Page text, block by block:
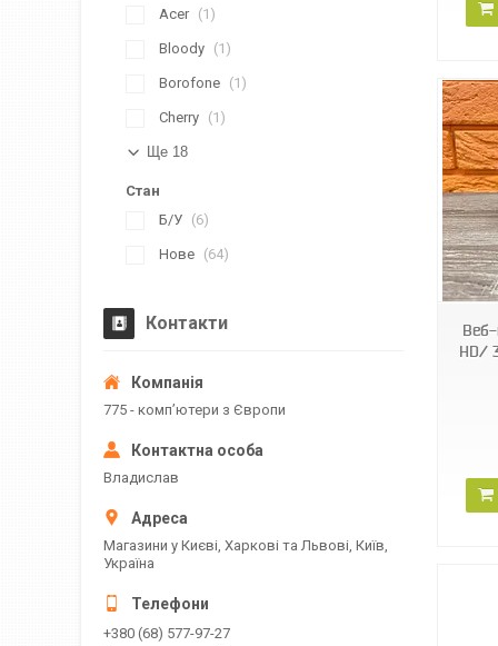
HD/
Acer 1
Bloody 1
Borofone 1
Cherry 1
Ще 18
Стан
Б/У
6
Нове 64
Контакти
775 - компʼютери з Європи
Владислав
Магазини у Києві, Харкові та Львові, Київ,
Україна
+380 (68) 577-97-27